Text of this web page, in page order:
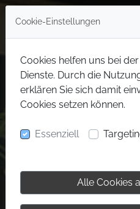
Cookie-Einstellungen
Cookies helfen uns bei
Dienste. Durch die
erklären Sie sich damit
Cookies setzen können.
Essenziell
Alle Cookies